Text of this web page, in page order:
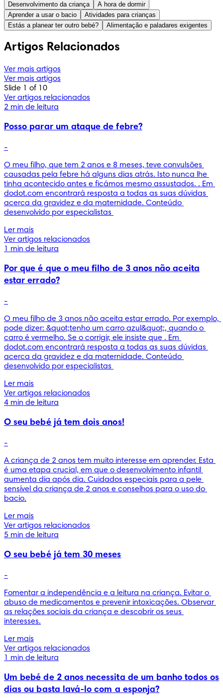
Desenvolvimento da criança
A hora de dormir
Aprender a usar o bacio
Atividades para crianças
Estás a planear ter outro bebé?
Alimentação e paladares exigentes
Artigos Relacionados
Ver mais artigos
Ver mais artigos
Slide 1 of 10
Ver artigos relacionados
2 min de leitura
Posso parar um ataque de febre?
-
O meu filho, que tem 2 anos e 8 meses, teve convulsões
causadas pela febre há alguns dias atrás. Isto nunca lhe
tinha acontecido antes e ficámos mesmo assustados. . Em
dodot.com encontrará resposta a todas as suas dúvidas
acerca da gravidez e da maternidade. Conteúdo
desenvolvido por especialistas
Ler mais
Ver artigos relacionados
1 min de leitura
Por que é que o meu filho de 3 anos não aceita
estar errado?
-
O meu filho de 3 anos não aceita estar errado. Por exemplo,
pode dizer: &quot;tenho um carro azul&quot;, quando o
carro é vermelho. Se o corrigir, ele insiste que . Em
dodot.com encontrará resposta a todas as suas dúvidas
acerca da gravidez e da maternidade. Conteúdo
desenvolvido por especialistas
Ler mais
Ver artigos relacionados
4 min de leitura
O seu bebé já tem dois anos!
-
A criança de 2 anos tem muito interesse em aprender. Esta
é uma etapa crucial, em que o desenvolvimento infantil
aumenta dia após dia. Cuidados especiais para a pele
sensível da criança de 2 anos e conselhos para o uso do
bacio.
Ler mais
Ver artigos relacionados
5 min de leitura
O seu bebé já tem 30 meses
-
Fomentar a independência e a leitura na criança. Evitar o
abuso de medicamentos e prevenir intoxicações. Observar
as relações sociais da criança e descobrir os seus
interesses.
Ler mais
Ver artigos relacionados
1 min de leitura
Um bebé de 2 anos necessita de um banho todos os
dias ou basta lavá-lo com a esponja?